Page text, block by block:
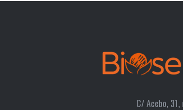
C/ Acebo, 31,